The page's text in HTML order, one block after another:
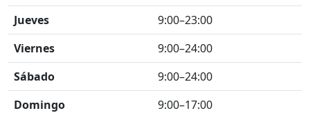
Jueves
9:00–23:00
Viernes
9:00–24:00
Sábado
9:00–24:00
Domingo
9:00–17:00